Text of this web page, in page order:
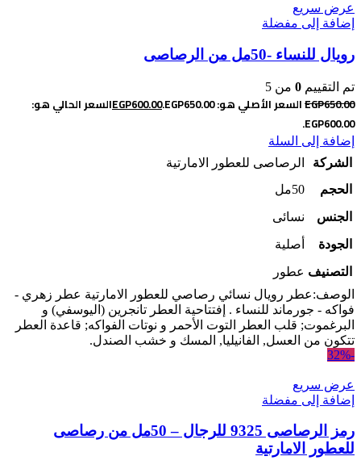
عرض سريع
إضافة إلى مفضلة
رويال للنساء -50مل من الرصاصى
تم التقييم 0 من 5
EGP650.00 السعر الأصلي هو: EGP650.00. EGP600.00
السعر الحالي هو:
EGP600.00.
إضافة إلى السلة
الشركة
الرصاصى للعطور الامارتية
الحجم
50مل
الجنس
نسائى
الجودة
أصلية
التصنيف عطور
الوصف:عطر رويال نسائي رصاصي للعطور الامارتية عطر زهري -
فواكه - جورماند للنساء . إفتتاحية العطر تانجرين (اليوسفي) و
البرغموت; قلب العطر التوت الأحمر و نوتات الفواكه; قاعدة العطر
تتكون من العسل, الفانيليا, المسك و خشب الصندل.
-32%
عرض سريع
إضافة إلى مفضلة
رمز الرصاصى 9325 للرجال – 50مل من رصاصى
للعطور الامارتية